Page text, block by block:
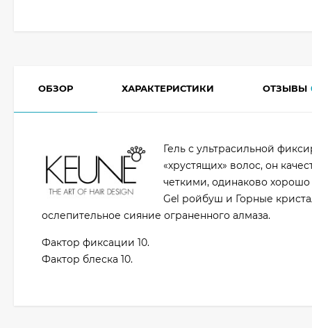
ОБЗОР ХАРАКТЕРИСТИКИ ОТЗЫВЫ
Гель с ультрасильной
«хрустящих» волос, он
четкими, одинаково
Gel ройбуш и Горные
ослепительное сияние ограненного алмаза.
Фактор фиксации 10.
Фактор блеска 10.